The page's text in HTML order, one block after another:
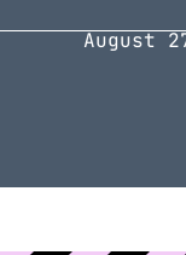
August